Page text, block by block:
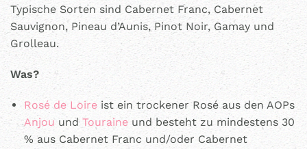
Typische Sorten sind Cabernet Franc, Cabernet
Sauvignon, Pineau d’Aunis, Pinot Noir, Gamay und
Grolleau.
Was?
Rosé de Loire ist ein trockener Rosé aus den AOPs
Anjou undTouraine und besteht zu mindestens 30
% aus Cabernet Franc und/oder Cabernet